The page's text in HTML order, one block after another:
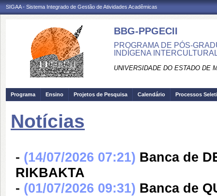
SIGAA - Sistema Integrado de Gestão de Atividades Acadêmicas
BBG-PPGECII
PROGRAMA DE PÓS-
INDÍGENA
UNIVERSIDADE DO ESTADO DE
Programa Ensino Projetos de Pesquisa Calendário Processos
Notícias
- (14/07/2026 07:21) Banca de
RIKBAKTA
- (01/07/2026 09:31) Banca de